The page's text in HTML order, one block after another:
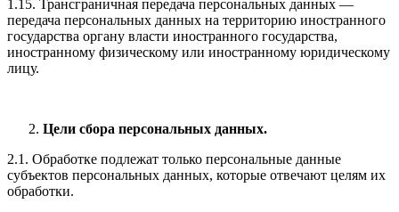
1.15. Трансграничная передача персональных данных —
передача персональных данных на территорию иностранного
государства органу власти иностранного государства,
иностранному физическому или иностранному юридическому
лицу.
Цели сбора персональных данных.
2.1. Обработке подлежат только персональные данные
субъектов персональных данных, которые отвечают целям их
обработки.